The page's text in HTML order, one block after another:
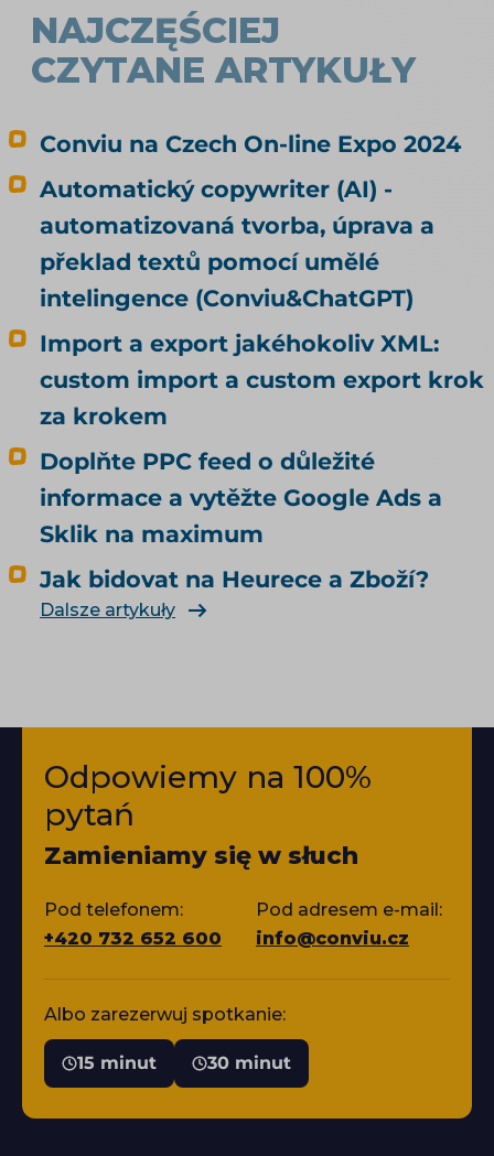
NAJCZĘŚCIEJ
CZYTANE ARTYKUŁY
Conviu na Czech On-line Expo 2024
Automatický copywriter (AI) -
automatizovaná tvorba, úprava a
překlad textů pomocí umělé
intelingence (Conviu&ChatGPT)
Import a export jakéhokoliv XML:
custom import a custom export krok
za krokem
Doplňte PPC feed o důležité
informace a vytěžte Google Ads a
Sklik na maximum
Jak bidovat na Heurece a Zboží?
Dalsze artykuły
Odpowiemy na 100%
pytań
Zamieniamy się w słuch
Pod telefonem:
+420 732 652 600
Pod adresem e-mail:
info@conviu.cz
Albo zarezerwuj spotkanie:
15 minut 30 minut